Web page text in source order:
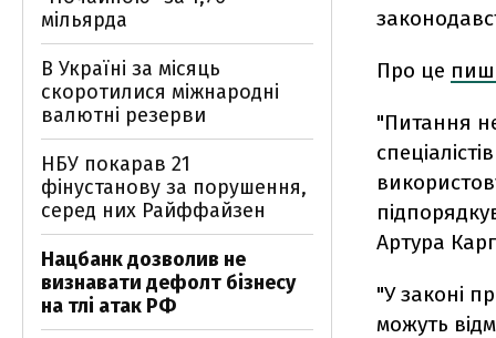
Про це
"Питання
Артура
"У законі
можуть
мільярда
В Україні за місяць
скоротилися міжнародні
валютні резерви
НБУ покарав 21
фінустанову за порушення,
серед них Райффайзен
Нацбанк дозволив не
визнавати дефолт бізнесу
на тлі атак РФ